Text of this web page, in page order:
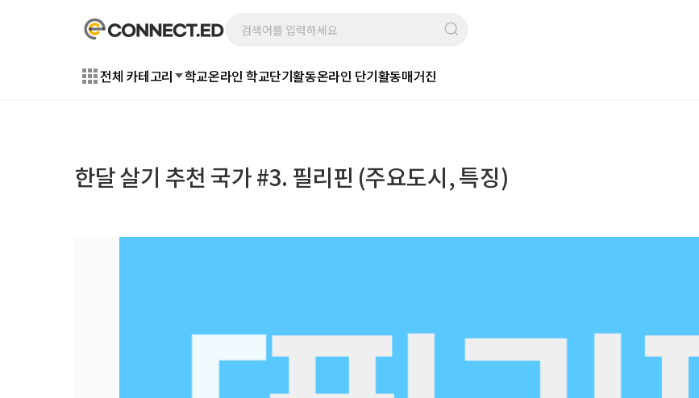
전체 카테고리 학교온라인 학교단기활동온라인 단기활동매거진
한달 살기 추천 국가 #3. 필리핀 (주요도시, 특징)